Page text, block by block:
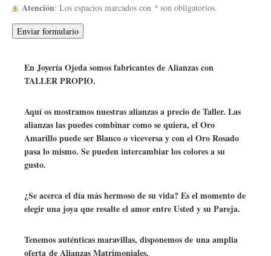
Atención : Los espacios marcados con * son obligatorios.
En Joyería Ojeda somos fabricantes de Alianzas con
TALLER PROPIO.
Aquí os mostramos nuestras alianzas a precio de Taller. Las
alianzas las puedes combinar como se quiera, el Oro
Amarillo puede ser Blanco o viceversa y con el Oro Rosado
pasa lo mismo. Se pueden intercambiar los colores a su
gusto.
¿Se acerca el día más hermoso de su vida? Es el momento de
elegir una joya que resalte el amor entre Usted y su Pareja.
Tenemos auténticas maravillas, disponemos de una amplia
oferta de Alianzas Matrimoniales.